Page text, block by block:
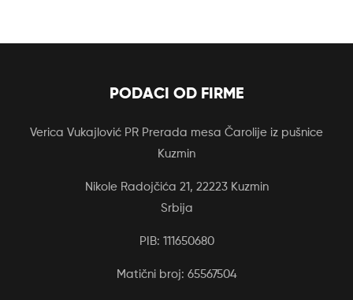
PODACI OD FIRME
Verica Vukajlović PR Prerada mesa Čarolije iz pušnice
Kuzmin
Nikole Radojčića 21, 22223 Kuzmin
Srbija
PIB: 111650680
Matični broj: 65567504